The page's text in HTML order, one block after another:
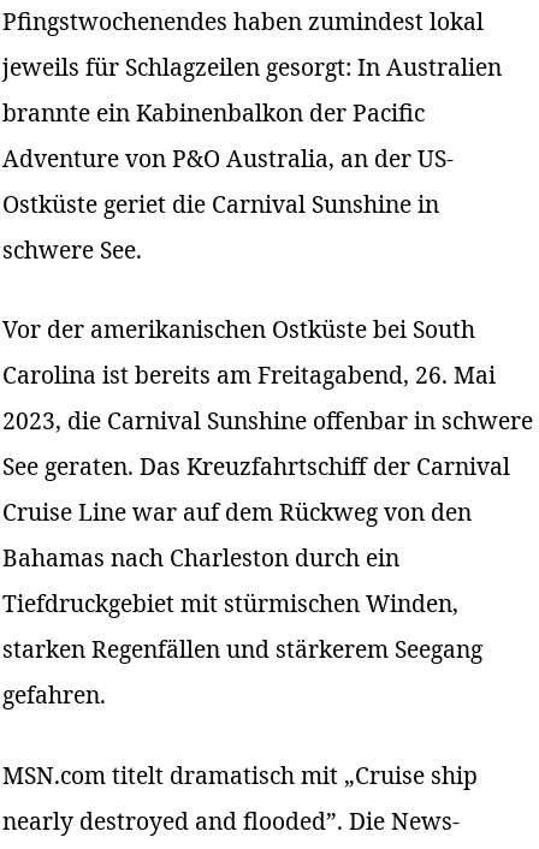
Pfingstwochenendes haben zumindest lokal
jeweils für Schlagzeilen gesorgt: In Australien
brannte ein Kabinenbalkon der Pacific
Adventure von P&O Australia, an der US-
Ostküste geriet die Carnival Sunshine in
schwere See.
Vor der amerikanischen Ostküste bei South
Carolina ist bereits am Freitagabend, 26. Mai
2023, die Carnival Sunshine offenbar in schwere
See geraten. Das Kreuzfahrtschiff der Carnival
Cruise Line war auf dem Rückweg von den
Bahamas nach Charleston durch ein
Tiefdruckgebiet mit stürmischen Winden,
starken Regenfällen und stärkerem Seegang
gefahren.
MSN.com titelt dramatisch mit „Cruise ship
nearly destroyed and flooded”. Die News-